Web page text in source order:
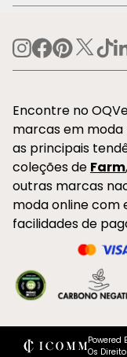
Encontre no
marcas em moda
as principais
coleções de Farm,
outras marcas
moda online com
facilidades de
Powered
Os